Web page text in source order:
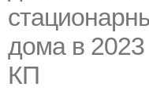
дома в
КП